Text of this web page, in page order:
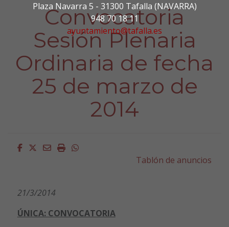
Plaza Navarra 5 - 31300 Tafalla (NAVARRA)
948 70 18 11
ayuntamiento@tafalla.es
Convocatoria
Sesión Plenaria
Ordinaria de fecha
25 de marzo de
2014
Facebook
Twitter
EmailImprimirWhatsapp
Tablón de anuncios
21/3/2014
ÚNICA: CONVOCATORIA